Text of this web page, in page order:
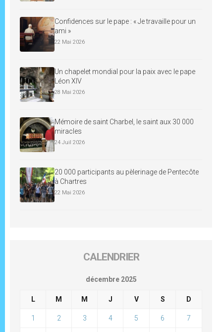
Confidences sur le pape : « Je travaille pour un
ami »
22 Mai 2026
Un chapelet mondial pour la paix avec le pape
Léon XIV
28 Mai 2026
Mémoire de saint Charbel, le saint aux 30 000
miracles
24 Juil 2026
20 000 participants au pèlerinage de Pentecôte
à Chartres
22 Mai 2026
CALENDRIER
décembre 2025
L M M J V S D
1 2 3 4 5 6 7